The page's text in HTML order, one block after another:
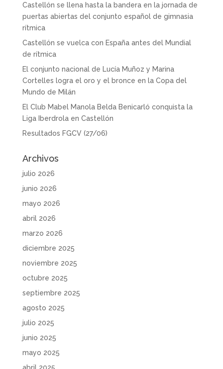
Castellón se llena hasta la bandera en la jornada de
puertas abiertas del conjunto español de gimnasia
rítmica
Castellón se vuelca con España antes del Mundial
de rítmica
El conjunto nacional de Lucía Muñoz y Marina
Cortelles logra el oro y el bronce en la Copa del
Mundo de Milán
El Club Mabel Manola Belda Benicarló conquista la
Liga Iberdrola en Castellón
Resultados FGCV (27/06)
Archivos
julio 2026
junio 2026
mayo 2026
abril 2026
marzo 2026
diciembre 2025
noviembre 2025
octubre 2025
septiembre 2025
agosto 2025
julio 2025
junio 2025
mayo 2025
abril 2025